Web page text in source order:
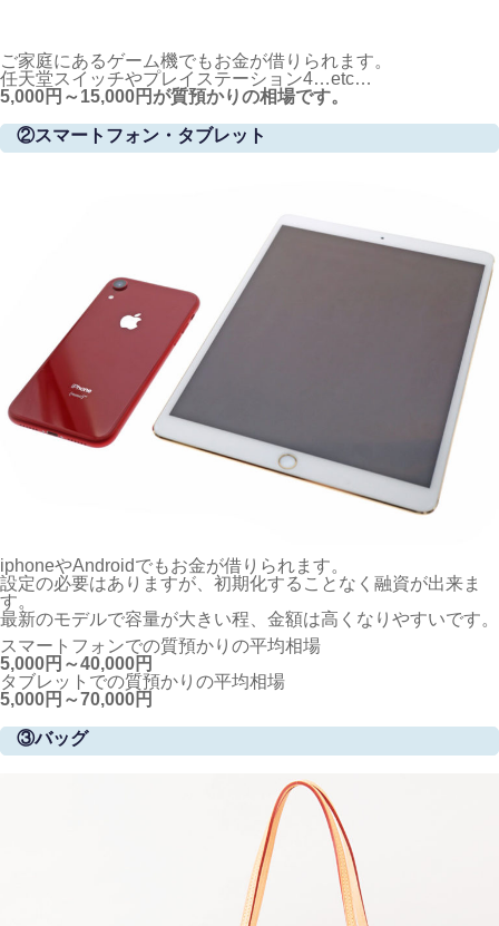
ご家庭にあるゲーム機でもお金が借りられます。
任天堂スイッチやプレイステーション4…etc…
5,000円～15,000円が質預かりの相場です。
②スマートフォン・タブレット
iphoneやAndroidでもお金が借りられます。
設定の必要はありますが、初期化することなく融資が出来ま
す。
最新のモデルで容量が大きい程、金額は高くなりやすいです。
スマートフォンでの質預かりの平均相場
5,000円～40,000円
タブレットでの質預かりの平均相場
5,000円～70,000円
③バッグ